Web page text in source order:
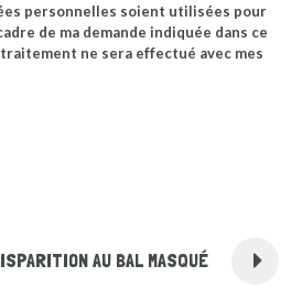
personnelles soient utilisées pour
de ma demande indiquée dans ce
ne sera effectué avec mes
AU BAL MASQUÉ